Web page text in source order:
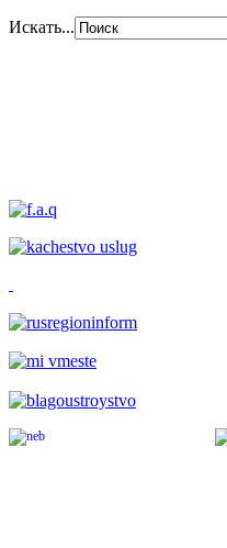
Искать...